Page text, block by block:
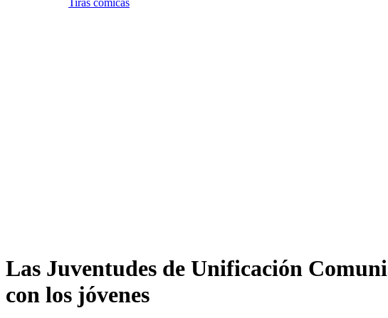
Tiras cómicas
Las Juventudes de Unificación
con los jóvenes